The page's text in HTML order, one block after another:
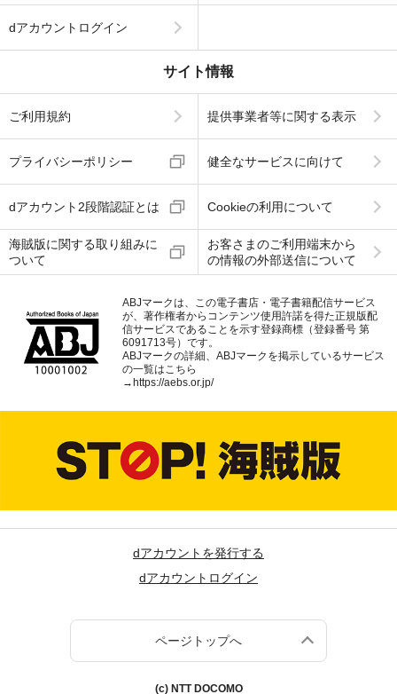
dアカウントログイン
サイト情報
ご利用規約 提供事業者等に関する表示
プライバシーポリシー 健全なサービスに向けて
dアカウント2段階認証とは Cookieの利用について
海賊版に関する取り組みに
ついて
お客さまのご利用端末から
の情報の外部送信について
ABJマークは、この電子書店・電子書籍配信サービス
が、著作権者からコンテンツ使用許諾を得た正規版配
信サービスであることを示す登録商標（登録番号 第
6091713号）です。
ABJマークの詳細、ABJマークを掲示しているサービス
の一覧はこちら
→ https://aebs.or.jp/
dアカウントを発行する
dアカウントログイン
ページトップへ
(c) NTT DOCOMO